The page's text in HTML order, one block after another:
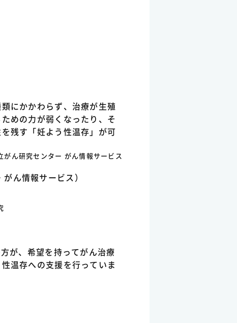
にかかわらず、治療が生殖
めの力が弱くなったり、そ
残す「妊よう性温存」が可
がん研究センター がん情報サービス
ん情報サービス）
が、希望を持ってがん治療
温存への支援を行っていま